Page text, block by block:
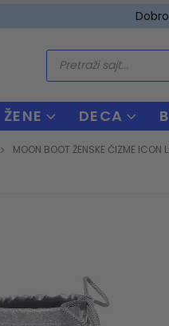
Products
search
ŽENE DECA
MOON BOOT ŽENSKE ČIZME ICON